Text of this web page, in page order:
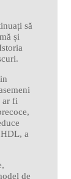
să
și
ar fi
a
de